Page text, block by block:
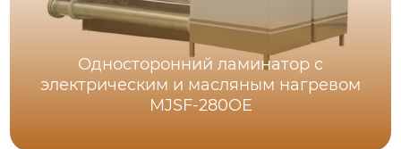
Односторонний ламинатор с
электрическим и масляным нагревом
MJSF-280OE